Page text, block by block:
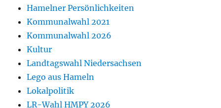
Hamelner Persönlichkeiten
Kommunalwahl 2021
Kommunalwahl 2026
Kultur
Landtagswahl Niedersachsen
Lego aus Hameln
Lokalpolitik
LR-Wahl HMPY 2026